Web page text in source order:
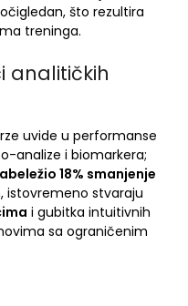
što rezultira
treninga.
analitičkih
uvide u performanse
analize i biomarkera;
18% smanjenje
istovremeno stvaraju
i gubitka intuitivnih
sa ograničenim